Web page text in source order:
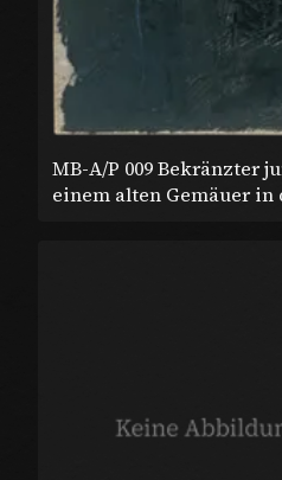
MB-A/P 009 Bekränzter
einem alten Gemäuer